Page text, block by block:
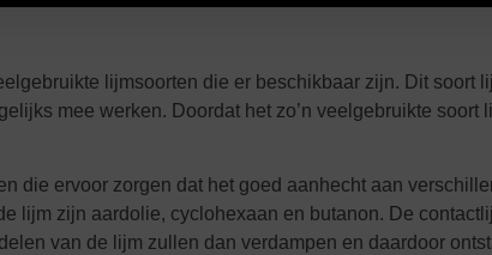
lijmsoorten die er beschikbaar zijn. Dit soort
mee werken. Doordat het zo’n veelgebruikte soort
die ervoor zorgen dat het goed aanhecht aan
lijm zijn aardolie, cyclohexaan en butanon. De
van de lijm zullen dan verdampen en daardoor